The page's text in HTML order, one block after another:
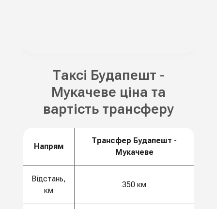
Таксі Будапешт -
Мукачеве ціна та
вартість трансферу
Напрям
Трансфер Будапешт -
Мукачеве
Відстань,
км
350 км